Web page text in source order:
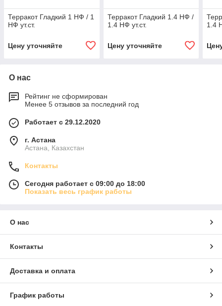
Терракот Гладкий 1 НФ / 1
НФ ут.ст.
Цену уточняйте
Терракот Гладкий 1.4 НФ /
1.4 НФ ут.ст.
Цену уточняйте
1.4
О нас
Рейтинг не сформирован
Менее 5 отзывов за последний год
Работает с 29.12.2020
г. Астана
Астана, Казахстан
Контакты
Сегодня работает с 09:00 до 18:00
Показать весь график работы
О нас
Контакты
Доставка и оплата
График работы